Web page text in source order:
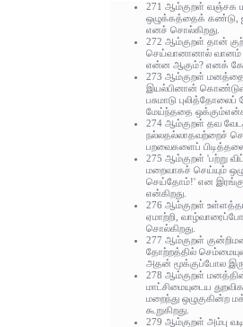
271 ஆம்குறள் வஞ்சக
ஒழுக்கத்தைக் கண்டு,
எனச் சொல்கிறது.
272 ஆம்குறள் தான்
செய்வானானால்
என்ன ஆகும்? எனக்
273 ஆம்குறள்
இயல்பினான்
பசுமாடு
மேய்ந்ததை
274 ஆம்குறள் தவ
நல்லதல்லாதவற்றைச்
பறவைகளைப்
275 ஆம்குறள் 'பற்று
மறைவாகச் செய்யும்
செய்தோம்!' என
என்கிறது.
276 ஆம்குறள்
ஏமாற்றி,
சொல்கிறது.
277 ஆம்குறள்
தோற்றத்தில்
அதன் மூக்குப்போல
278 ஆம்குறள்
மாட்சிமையுடைய
மறைந்து ஒழுகுகின்ற
கூறுகிறது.
279 ஆம்குறள் அம்பு